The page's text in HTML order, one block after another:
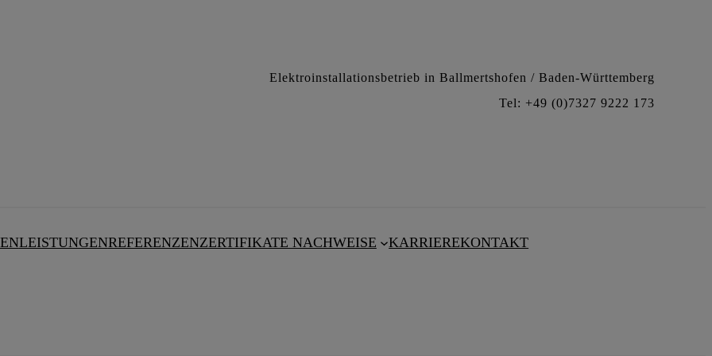
Elektroinstallationsbetrieb in Ballmertshofen / Baden-Württemberg
Tel: +49 (0)7327 9222 173
LEISTUNGENREFERENZENZERTIFIKATE NACHWEISE KARRIEREKONTAKT